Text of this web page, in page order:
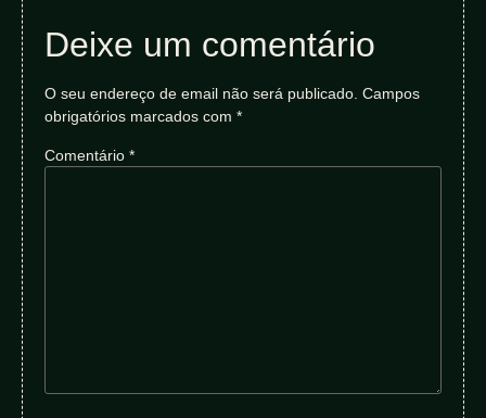
Deixe um comentário
O seu endereço de email não será publicado. Campos
obrigatórios marcados com *
Comentário *